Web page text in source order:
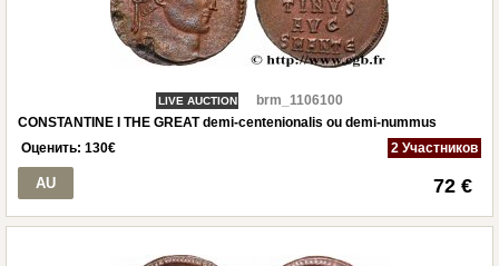
LIVE AUCTION
brm_1106100
CONSTANTINE I THE GREAT demi-centenionalis ou demi-nummus
Оценить: 130€ 2 Участников
AU 72 €